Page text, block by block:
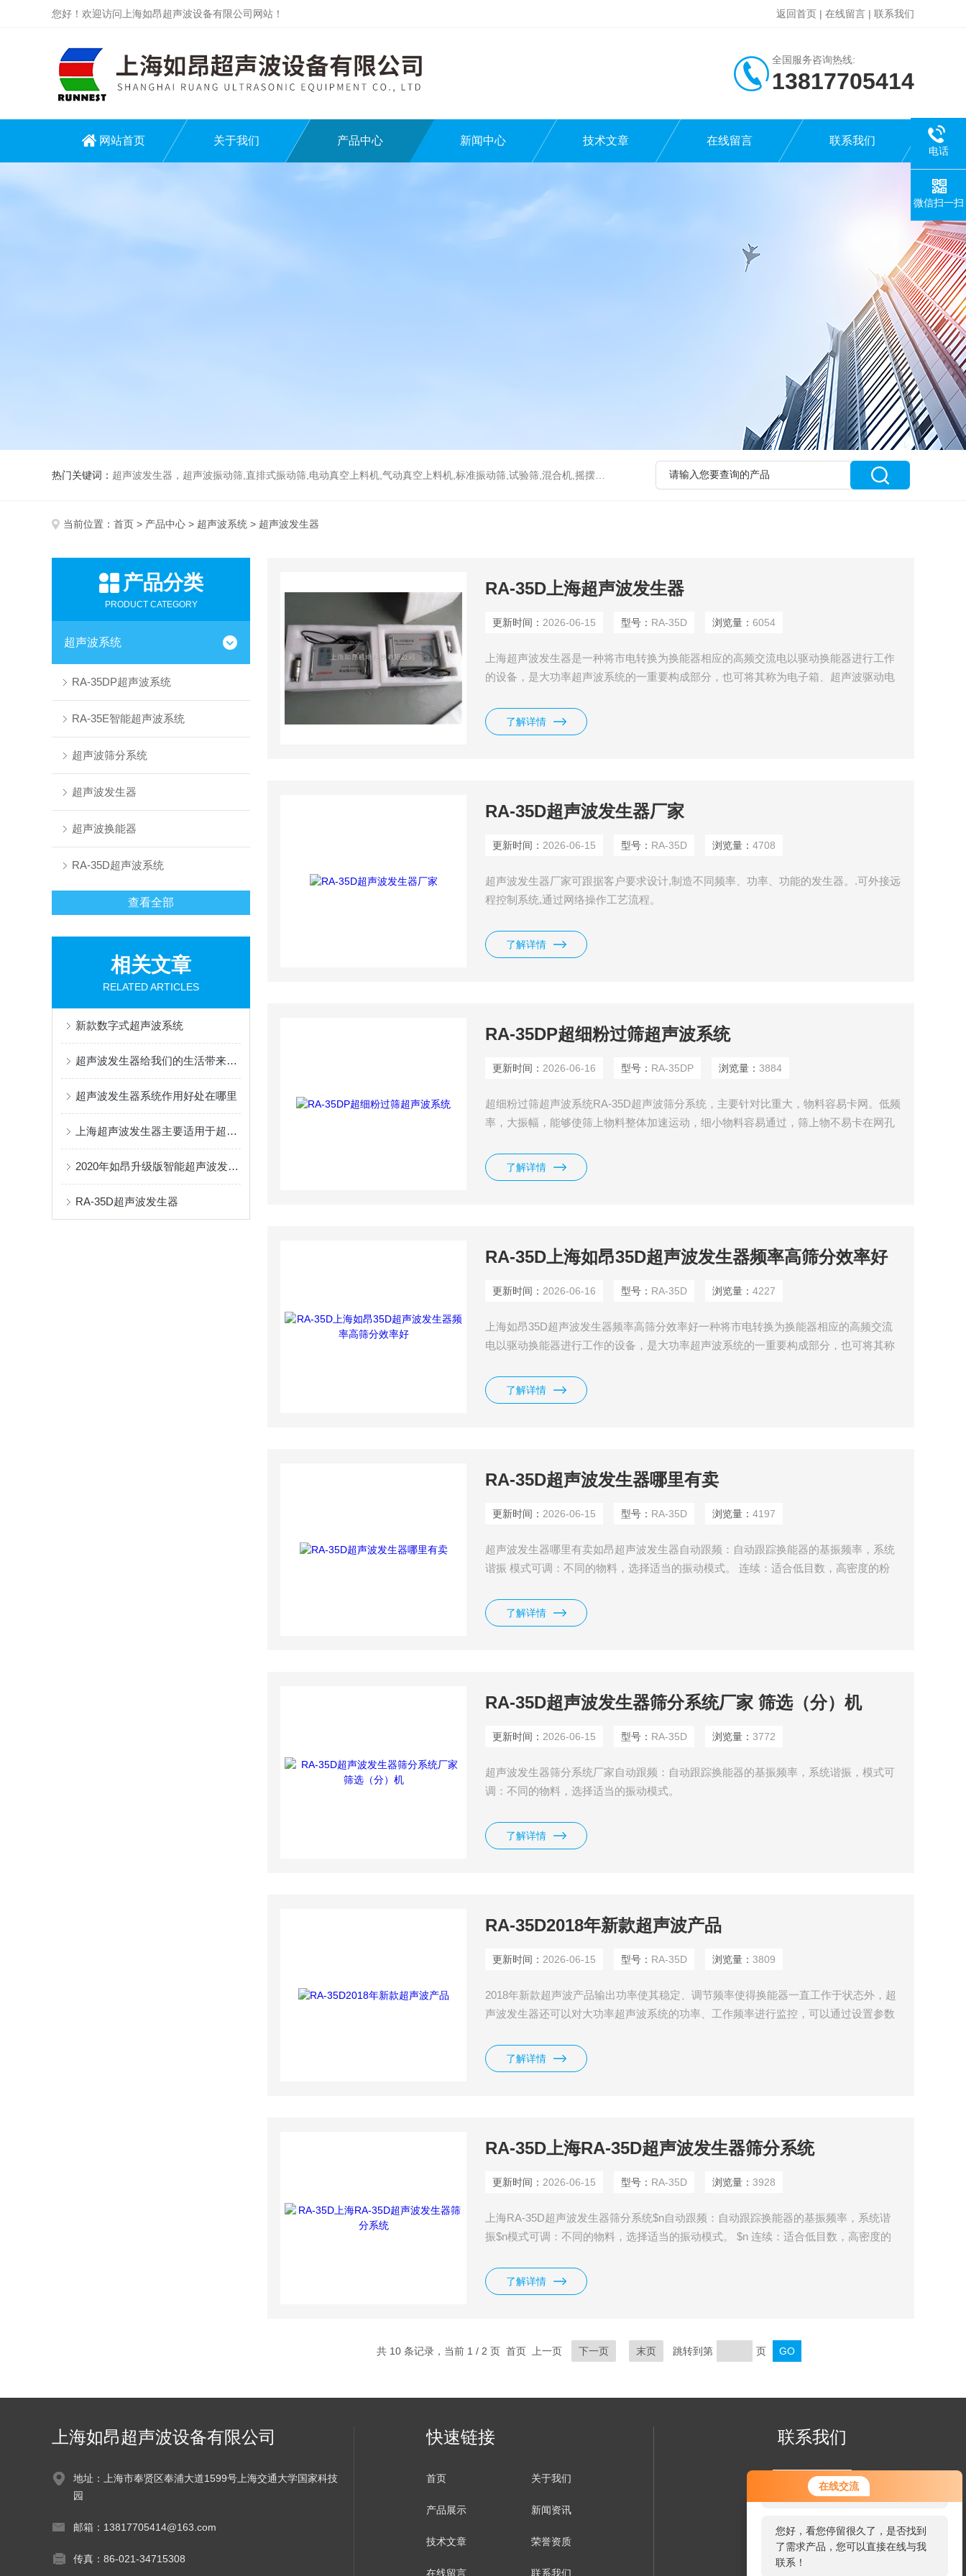
在线交流
您好！欢迎前来咨询，很高兴为您
服务，请问您要咨询什么问题呢？
您好，看您停留很久了，是否找到
了需求产品，您可以直接在线与我
联系！
您好！欢迎访问上海如昂超声波设备有限公司网站！ 返回首页 | 在线留言 | 联系我们
全国服务咨询热线:
13817705414
网站首页 关于我们 产品中心 新闻中心 技术文章 在线留言 联系我们
热门关键词： 超声波发生器，超声波振动筛,直排式振动筛,电动真空上料机,气动真空上料机,标准振动筛,试验筛,混合机,摇摆筛，检验筛
当前位置： 首页 > 产品中心 > 超声波系统 > 超声波发生器
产品分类
PRODUCT CATEGORY
超声波系统
RA-35DP超声波系统
RA-35E智能超声波系统
超声波筛分系统
超声波发生器
超声波换能器
RA-35D超声波系统
查看全部
相关文章
RELATED ARTICLES
新款数字式超声波系统
超声波发生器给我们的生活带来了些许方便
超声波发生器系统作用好处在哪里
上海超声波发生器主要适用于超声波清洗使用
2020年如昂升级版智能超声波发生器
RA-35D超声波发生器
RA-35D上海超声波发生器
更新时间： 2026-06-15 型号： RA-35D 浏览量：6054
上海超声波发生器是一种将市电转换为换能器相应的高频交流电以驱动换能器进行工作
的设备，是大功率超声波系统的一重要构成部分，也可将其称为电子箱、超声波驱动电
了解详情
RA-35D超声波发生器厂家
更新时间： 2026-06-15 型号： RA-35D 浏览量：4708
超声波发生器厂家可跟据客户要求设计,制造不同频率、功率、功能的发生器。.可外接远
程控制系统,通过网络操作工艺流程。
了解详情
RA-35DP超细粉过筛超声波系统
更新时间： 2026-06-16 型号： RA-35DP 浏览量：3884
超细粉过筛超声波系统RA-35D超声波筛分系统，主要针对比重大，物料容易卡网。低频
率，大振幅，能够使筛上物料整体加速运动，细小物料容易通过，筛上物不易卡在网孔
了解详情
RA-35D上海如昂35D超声波发生器频率高筛分效率好
更新时间： 2026-06-16 型号： RA-35D 浏览量：4227
上海如昂35D超声波发生器频率高筛分效率好一种将市电转换为换能器相应的高频交流
电以驱动换能器进行工作的设备，是大功率超声波系统的一重要构成部分，也可将其称
了解详情
RA-35D超声波发生器哪里有卖
更新时间： 2026-06-15 型号： RA-35D 浏览量：4197
超声波发生器哪里有卖如昂超声波发生器自动跟频：自动跟踪换能器的基振频率，系统
谐振 模式可调：不同的物料，选择适当的振动模式。 连续：适合低目数，高密度的粉
了解详情
RA-35D超声波发生器筛分系统厂家 筛选（分）机
更新时间： 2026-06-15 型号： RA-35D 浏览量：3772
超声波发生器筛分系统厂家自动跟频：自动跟踪换能器的基振频率，系统谐振，模式可
调：不同的物料，选择适当的振动模式。
了解详情
RA-35D2018年新款超声波产品
更新时间： 2026-06-15 型号： RA-35D 浏览量：3809
2018年新款超声波产品输出功率使其稳定、调节频率使得换能器一直工作于状态外，超
声波发生器还可以对大功率超声波系统的功率、工作频率进行监控，可以通过设置参数
警报以保护系统设备等。
了解详情
RA-35D上海RA-35D超声波发生器筛分系统
更新时间： 2026-06-15 型号： RA-35D 浏览量：3928
上海RA-35D超声波发生器筛分系统$n自动跟频：自动跟踪换能器的基振频率，系统谐
振$n模式可调：不同的物料，选择适当的振动模式。 $n 连续：适合低目数，高密度的
了解详情
共 10 条记录，当前 1 / 2 页 首页 上一页 下一页 末页 跳转到第 页
上海如昂超声波设备有限公司
地址：上海市奉贤区奉浦大道1599号上海交通大学国家科技
园
邮箱：13817705414@163.com
传真：86-021-34715308
快速链接
首页 关于我们
产品展示 新闻资讯
技术文章 荣誉资质
在线留言 联系我们
联系我们
微信扫一扫
电话
微信扫一扫